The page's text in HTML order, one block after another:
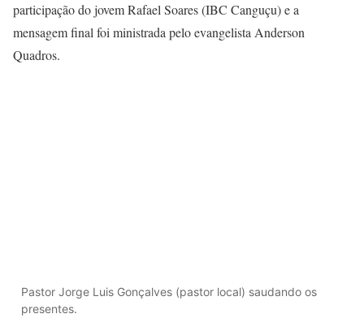
participação do jovem Rafael Soares (IBC Canguçu) e a
mensagem final foi ministrada pelo evangelista Anderson
Quadros.
Pastor Jorge Luis Gonçalves (pastor local) saudando os
presentes.